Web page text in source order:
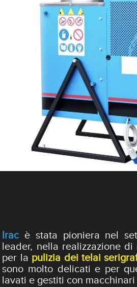
Irac è stata pioniera nel
leader, nella realizzazione
per la pulizia dei telai
sono molto delicati e per
lavati e gestiti con